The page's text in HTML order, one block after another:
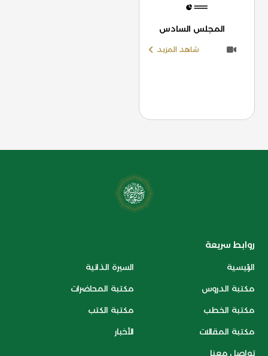
المجلس السادس
شاهد المزيد
روابط سريعة
الرئيسية السيرة الذاتية
مكتبة الدروس مكتبة المحاضرات
مكتبة الخطب مكتبة الكتب
مكتبة المقالات الأخبار
تواصل معنا